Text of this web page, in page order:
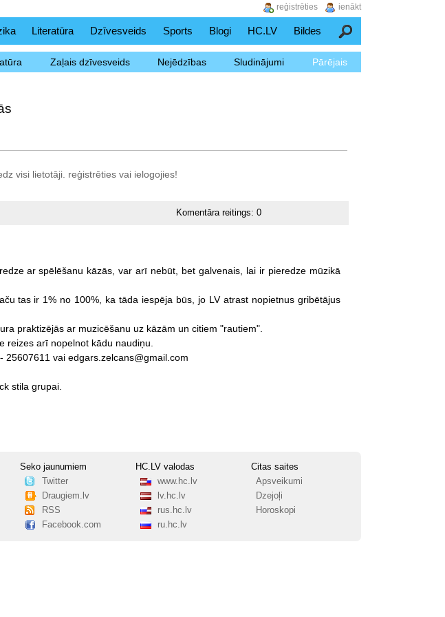
Literatūra Dzīvesveids Sports Blogi HC.LV Bildes Meklēšana
Zaļais dzīvesveids Nejēdzības Sludinājumi Pārējais
visi lietotāji. reģistrētiesvai ielogojies!
Komentāra reitings:0
ar spēlēšanu kāzās, var arī nebūt, bet galvenais, lai ir pieredze mūzikā
tas ir 1% no 100%, ka tāda iespēja būs, jo LV atrast nopietnus gribētājus
praktizējās ar muzicēšanu uz kāzām un citiem "rautiem".
reizes arī nopelnot kādu naudiņu.
- 25607611 vai edgars.zelcans@gmail.com
stila grupai.
Seko jaunumiem
Twitter
Draugiem.lv
RSS
Facebook.com
HC.LV valodas
www.hc.lv
lv.hc.lv
rus.hc.lv
ru.hc.lv
Citas saites
Apsveikumi
Dzejoļi
Horoskopi
ienākt
reģistrēties